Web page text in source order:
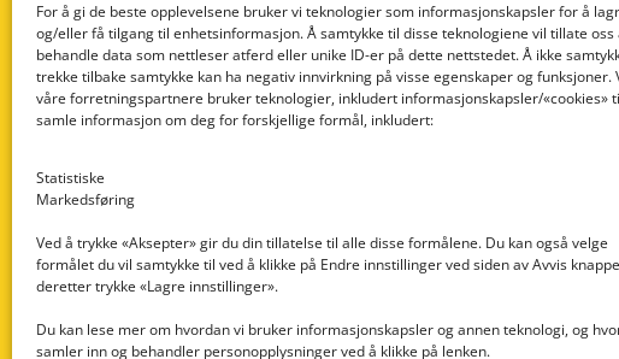
For å gi de beste opplevelsene bruker vi teknologier som informasjonskapsler for å
og/eller få tilgang til enhetsinformasjon. Å samtykke til disse teknologiene vil tillate oss
behandle data som nettleser atferd eller unike ID-er på dette nettstedet. Å ikke
trekke tilbake samtykke kan ha negativ innvirkning på visse egenskaper og funksjoner.
våre forretningspartnere bruker teknologier, inkludert informasjonskapsler/«cookies»
samle informasjon om deg for forskjellige formål, inkludert:
Statistiske
Markedsføring
Ved å trykke «Aksepter» gir du din tillatelse til alle disse formålene. Du kan også velge
formålet du vil samtykke til ved å klikke på Endre innstillinger ved siden av Avvis
deretter trykke «Lagre innstillinger».
Du kan lese mer om hvordan vi bruker informasjonskapsler og annen teknologi, og
samler inn og behandler personopplysninger ved å klikke på lenken.
Nedre Nøttveit 60, 5238 Rådal